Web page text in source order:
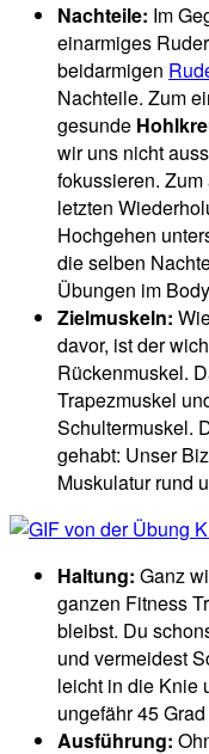
Nachteile: Im
einarmiges
beidarmigen
Nachteile. Zum
gesunde
wir uns nicht
fokussieren.
letzten
Hochgehen
die selben
Übungen im
Zielmuskeln:
davor, ist der
Rückenmuskel.
Trapezmuskel
Schultermuskel.
gehabt: Unser
Muskulatur rund
Haltung: Ganz
ganzen Fitness
bleibst. Du
und vermeidest
leicht in die Knie
ungefähr 45
Ausführung: